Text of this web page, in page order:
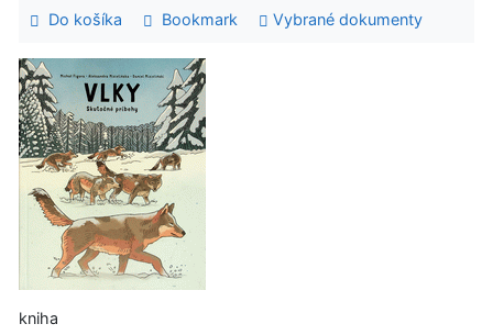
Do košíka Bookmark Vybrané dokumenty
kniha